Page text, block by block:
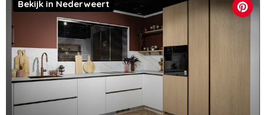
Bekijk in Nederweert